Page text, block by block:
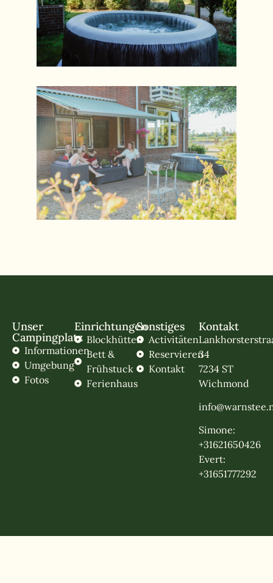
Unser
Campingplatz
Informationen
Umgebung
Fotos
Einrichtungen
Blockhütten
Bett &
Frühstuck
Ferienhaus
Sonstiges
Activitäten
Reservieren
Kontakt
Kontakt
34
7234 ST
Wichmond
Simone:
+31621650426
Evert:
+31651777292